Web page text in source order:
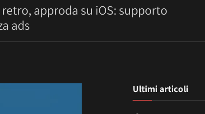
approda su iOS: supporto
ads
Ultimi articoli